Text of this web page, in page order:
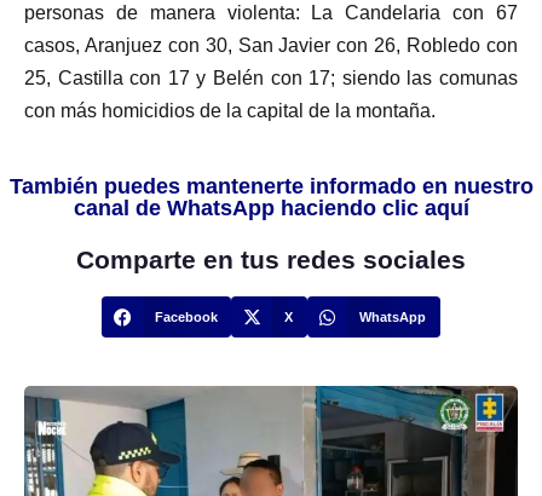
personas de manera violenta: La Candelaria con 67
casos, Aranjuez con 30, San Javier con 26, Robledo con
25, Castilla con 17 y Belén con 17; siendo las comunas
con más homicidios de la capital de la montaña.
También puedes mantenerte informado en nuestro
canal de WhatsApp haciendo clic aquí
Comparte en tus redes sociales
Facebook X WhatsApp